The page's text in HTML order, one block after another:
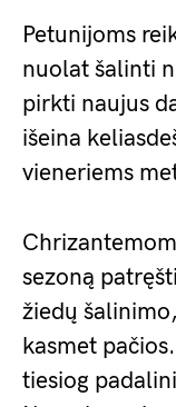
Petunijoms
nuolat šalinti
pirkti naujus
išeina
vieneriems
sezoną
žiedų
kasmet
tiesiog